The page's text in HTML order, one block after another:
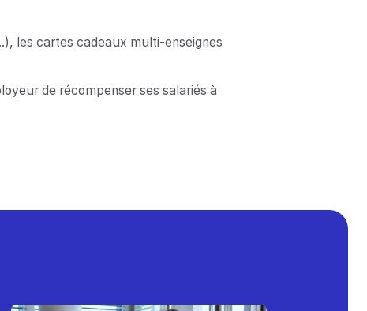
les cartes cadeaux multi-enseignes
de récompenser ses salariés à